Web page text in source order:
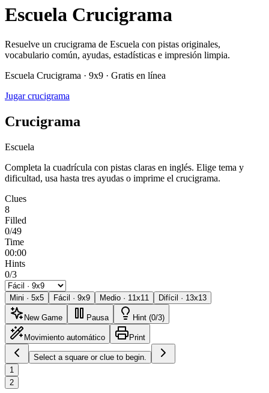
Escuela Crucigrama
Resuelve un crucigrama de Escuela con pistas originales,
vocabulario común, ayudas, estadísticas e impresión limpia.
Escuela Crucigrama · 9x9 · Gratis en línea
Jugar crucigrama
Crucigrama
Escuela
Completa la cuadrícula con pistas claras en inglés. Elige tema y
dificultad, usa hasta tres ayudas o imprime el crucigrama.
Clues
8
Filled
0/49
Time
00:00
Hints
0/3
Mini · 5x5 Fácil · 9x9 Medio · 11x11 Difícil · 13x13
New Game Pausa Hint (0/3)
Movimiento automático Print
Select a square or clue to begin.
1
2